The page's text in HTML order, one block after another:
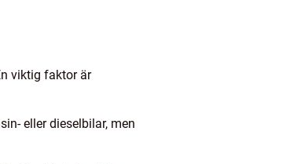
viktig faktor är
eller dieselbilar, men